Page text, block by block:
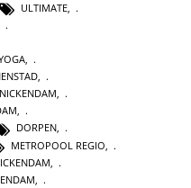
ULTIMATE,
,
,
,
,
DORPEN,
METROPOOL REGIO